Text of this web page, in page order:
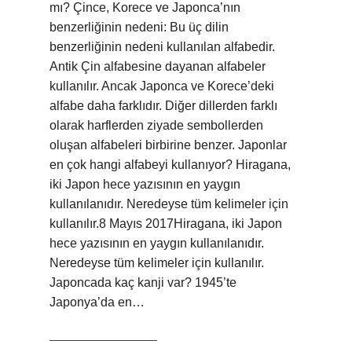
mı? Çince, Korece ve Japonca’nın
benzerliğinin nedeni: Bu üç dilin
benzerliğinin nedeni kullanılan alfabedir.
Antik Çin alfabesine dayanan alfabeler
kullanılır. Ancak Japonca ve Korece’deki
alfabe daha farklıdır. Diğer dillerden farklı
olarak harflerden ziyade sembollerden
oluşan alfabeleri birbirine benzer. Japonlar
en çok hangi alfabeyi kullanıyor? Hiragana,
iki Japon hece yazısının en yaygın
kullanılanıdır. Neredeyse tüm kelimeler için
kullanılır.8 Mayıs 2017Hiragana, iki Japon
hece yazısının en yaygın kullanılanıdır.
Neredeyse tüm kelimeler için kullanılır.
Japoncada kaç kanji var? 1945’te
Japonya’da en…